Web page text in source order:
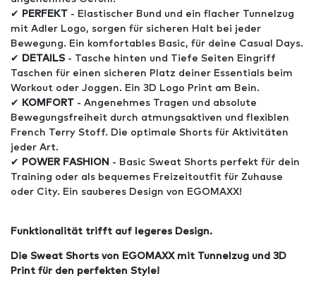
✔
PERFEKT - Elastischer Bund und ein flacher Tunnelzug
mit Adler Logo, sorgen für sicheren Halt bei jeder
Bewegung. Ein komfortables Basic, für deine Casual Days.
✔
DETAILS - Tasche hinten und Tiefe Seiten Eingriff
Taschen für einen sicheren Platz deiner Essentials beim
Workout oder Joggen. Ein 3D Logo Print am Bein.
✔
KOMFORT - Angenehmes Tragen und absolute
Bewegungsfreiheit durch atmungsaktiven und flexiblen
French Terry Stoff. Die optimale Shorts für Aktivitäten
jeder Art.
✔
POWER FASHION - Basic Sweat Shorts perfekt für dein
Training oder als bequemes Freizeitoutfit für Zuhause
oder City. Ein sauberes Design von EGOMAXX!
Funktionalität trifft auf legeres Design.
Die Sweat Shorts von EGOMAXX mit Tunnelzug und 3D
Print für den perfekten Style!